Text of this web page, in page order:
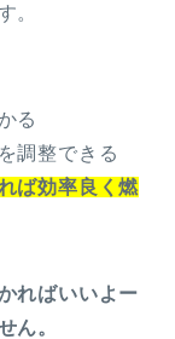
。
る
調整できる
ば効率良く燃
ればいいよー
ん。